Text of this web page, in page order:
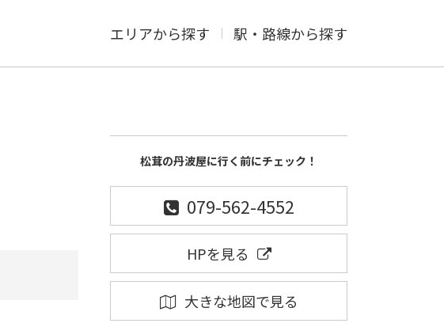
エリアから探す 駅・路線から探す
松茸の丹波屋に行く前にチェック！
079-562-4552
HPを見る
大きな地図で見る